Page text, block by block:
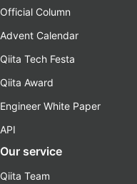
Official Column
Advent Calendar
Qiita Tech Festa
Qiita Award
Engineer White Paper
API
Our service
Qiita Team